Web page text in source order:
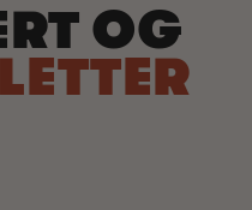
OG